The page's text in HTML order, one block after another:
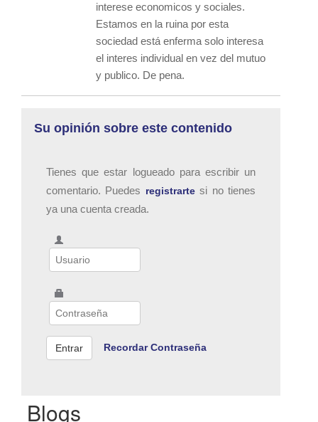
interese economicos y sociales.
Estamos en la ruina por esta
sociedad está enferma solo interesa
el interes individual en vez del mutuo
y publico. De pena.
Su opinión sobre este contenido
Tienes que estar logueado para escribir un
comentario. Puedes registrartesi no tienes
ya una cuenta creada.
Recordar Contraseña
Blogs